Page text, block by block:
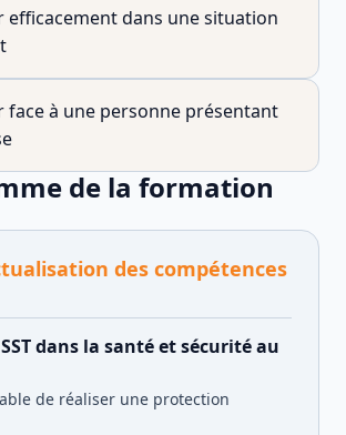
efficacement dans une situation
face à une personne présentant
de la formation
des compétences
dans la santé et sécurité au
de réaliser une protection